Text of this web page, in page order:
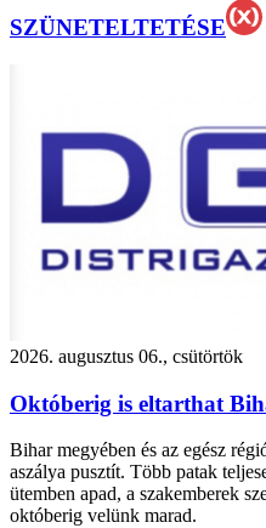
SZÜNETELTETÉSE
2026. augusztus 06., csütörtök
Októberig is eltarthat
Bihar megyében és az egész
aszálya pusztít. Több patak
ütemben apad, a szakemberek
októberig velünk marad.